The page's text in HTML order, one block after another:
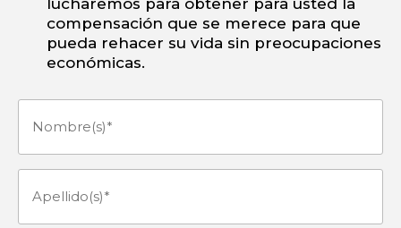
lucharemos para obtener para usted la
compensación que se merece para que
pueda rehacer su vida sin preocupaciones
económicas.
Nombre(s)
Apellido(s)